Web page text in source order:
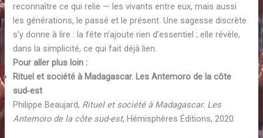
reconnaître ce qui relie — les vivants entre eux, mais aussi
les générations, le passé et le présent. Une sagesse discrète
s’y donne à lire : la fête n’ajoute rien d’essentiel ; elle révèle,
dans la simplicité, ce qui fait déjà lien.
Pour aller plus loin :
Rituel et société à Madagascar. Les Antemoro de la côte
sud‑est
Philippe Beaujard, Rituel et société à Madagascar. Les
Antemoro de la côte sud-est, Hémisphères Éditions, 2020.